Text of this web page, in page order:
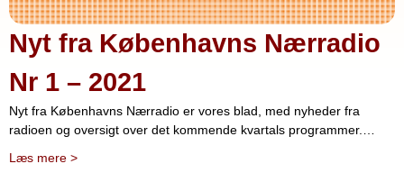
Nyt fra Københavns Nærradio
Nr 1 – 2021
Nyt fra Københavns Nærradio er vores blad, med nyheder fra
radioen og oversigt over det kommende kvartals programmer.…
Læs mere >